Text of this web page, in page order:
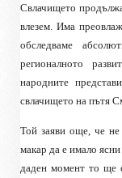
Свлачището
влезем. Има
обследваме
регионалното
народните
свлачището на пътя
Той заяви още, че не
макар да е имало
даден момент то ще